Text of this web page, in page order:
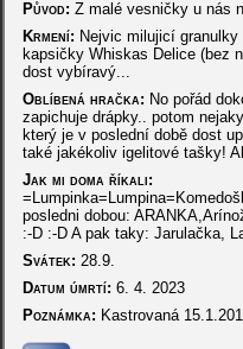
Původ: Z malé vesničky u nás
Krmení: Nejvic milujicí
kapsičky Whiskas Delice (bez
dost vybíravý...
Oblíbená hračka: No pořád
zapichuje drápky.. potom
který je v poslední době dost
také jakékoliv igelitové tašky!
Jak mi doma říkali:
posledni dobou:
:-D :-D A pak taky: Jarulačka,
Svátek: 28.9.
Datum úmrtí: 6. 4. 2023
Poznámka: Kastrovaná